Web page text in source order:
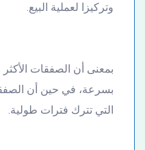
وتركيزا لعملية البيع.
بمعنى أن الصفقات الأكثر
بسرعة، في حين أن
التي تترك فترات طولية.